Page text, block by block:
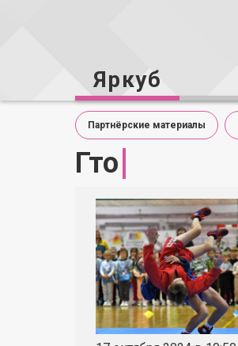
Яркуб
Партнёрские материалы
Гто